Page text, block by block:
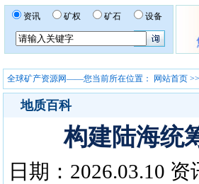
资讯 矿权 矿石 设备
全球矿产资源网——您当前所在位置： 网站首页 >>
地质百科
构建陆海统
日期：2026.03.10